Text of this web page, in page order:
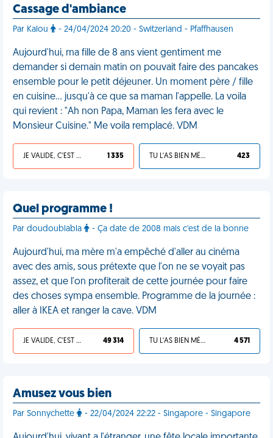
Cassage d'ambiance
Par Kalou - 24/04/2024 20:20 - Switzerland - Pfaffhausen
Aujourd'hui, ma fille de 8 ans vient gentiment me
demander si demain matin on pouvait faire des pancakes
ensemble pour le petit déjeuner. Un moment père / fille
en cuisine… jusqu'à ce que sa maman l'appelle. La voila
qui revient : "Ah non Papa, Maman les fera avec le
Monsieur Cuisine." Me voila remplacé. VDM
JE VALIDE, C'EST UNE VDM 1 335 TU L'AS BIEN MÉRITÉ 423
Quel programme !
Par doudoublabla - Ça date de 2008 mais c'est de la bonne
Aujourd'hui, ma mère m'a empêché d'aller au cinéma
avec des amis, sous prétexte que l'on ne se voyait pas
assez, et que l'on profiterait de cette journée pour faire
des choses sympa ensemble. Programme de la journée :
aller à IKEA et ranger la cave. VDM
JE VALIDE, C'EST UNE VDM 49 314 TU L'AS BIEN MÉRITÉ 4 571
Amusez vous bien
Par Sonnychette - 22/04/2024 22:22 - Singapore - Singapore